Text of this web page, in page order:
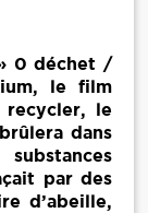
0 déchet /
le film
le
dans
par des
d’abeille,